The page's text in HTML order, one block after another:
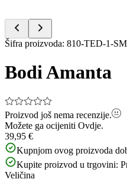
Item
of
Šifra proizvoda: 810-TED-1-SM
Bodi Amanta
Proizvod još nema recenzije.
Možete ga ocijeniti Ovdje.
39,95 €
Kupnjom ovog proizvoda
Kupite proizvod u trgovini:
Veličina